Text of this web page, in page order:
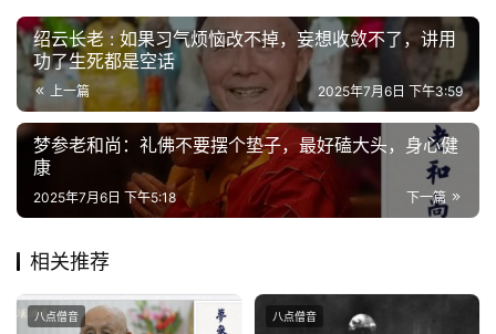
教
艺
术
政
策
法
规
免
责
声
绍云长老 : 如果习气烦恼改不掉，妄想收敛不了，讲用
功了生死都是空话
上一篇 2025年7月6日 下午3:59
梦参老和尚：礼佛不要摆个垫子，最好磕大头，身心健
康
下一篇
2025年7月6日 下午5:18
相关推荐
八点僧音 八点僧音